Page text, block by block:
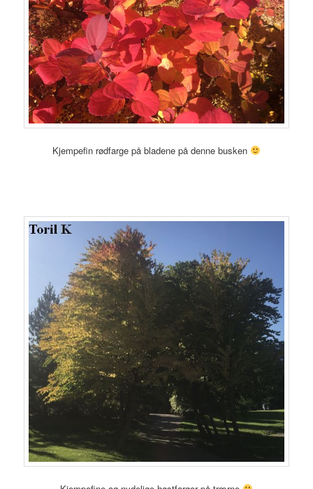
Kjempefin rødfarge på bladene på denne busken